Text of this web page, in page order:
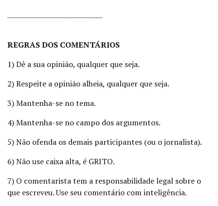
REGRAS DOS COMENTÁRIOS
1) Dê a sua opinião, qualquer que seja.
2) Respeite a opinião alheia, qualquer que seja.
3) Mantenha-se no tema.
4) Mantenha-se no campo dos argumentos.
5) Não ofenda os demais participantes (ou o jornalista).
6) Não use caixa alta, é GRITO.
7) O comentarista tem a responsabilidade legal sobre o
que escreveu. Use seu comentário com inteligência.